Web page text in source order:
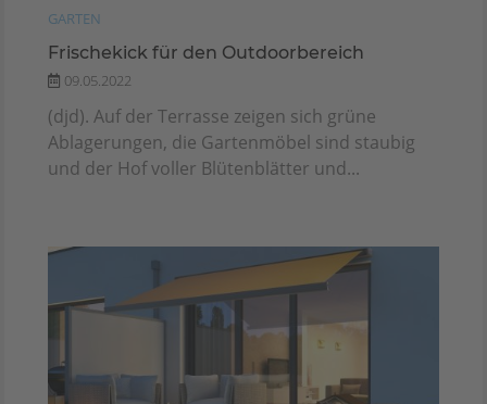
GARTEN
Frischekick für den Outdoorbereich
09.05.2022
(djd). Auf der Terrasse zeigen sich grüne
Ablagerungen, die Gartenmöbel sind staubig
und der Hof voller Blütenblätter und...